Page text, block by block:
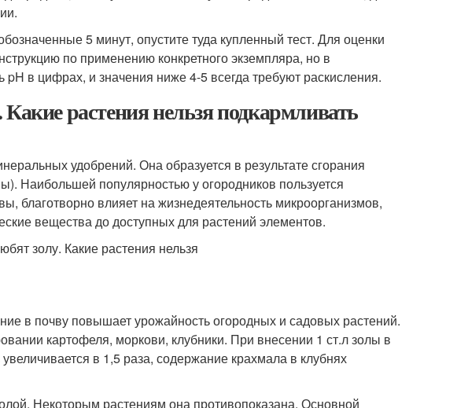
5 минут, опустите туда купленный тест. Для оценки
по применению конкретного экземпляра, но в
в цифрах, и значения ниже 4-5 всегда требуют раскисления.
растения нельзя подкармливать
удобрений. Она образуется в результате сгорания
Наибольшей популярностью у огородников пользуется
благотворно влияет на жизнедеятельность микроорганизмов,
вещества до доступных для растений элементов.
в почву повышает урожайность огородных и садовых растений.
картофеля, моркови, клубники. При внесении 1 ст.л золы в
в 1,5 раза, содержание крахмала в клубнях
Некоторым растениям она противопоказана. Основной